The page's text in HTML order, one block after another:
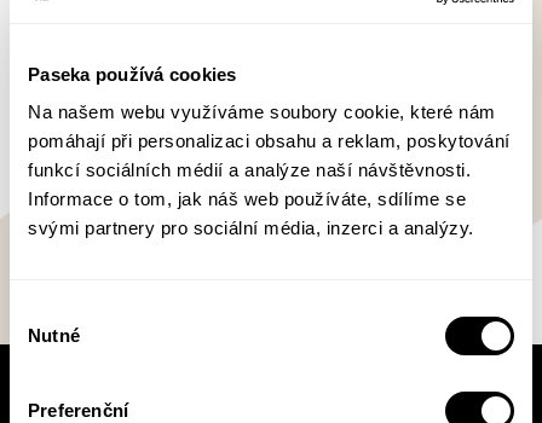
Paseka používá cookies
Na našem webu využíváme soubory cookie, které nám
pomáhají při personalizaci obsahu a reklam, poskytování
funkcí sociálních médií a analýze naší návštěvnosti.
Informace o tom, jak náš web používáte, sdílíme se
svými partnery pro sociální média, inzerci a analýzy.
souhlasu
Nutné
Preferenční
scénáře i k několika televizním seriálům.
V pracovní době se nebudou číst noviny!